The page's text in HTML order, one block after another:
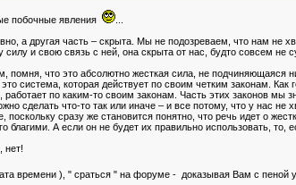
побочные явления
...
а другая часть – скрыта. Мы не подозреваем, что нам не
и свою связь с ней, она скрыта от нас, будто совсем не
помня, что это абсолютно жесткая сила, не
система, которая действует по своим четким законам. Как
по каким-то своим законам. Часть этих законов мы
сделать что-то так или иначе – и все потому, что у нас не
сразу же становится понятно, что речь идет о
благими. А если он не будет их правильно использовать,
нет!
времени ), " сраться " на форуме - доказывая Вам с пеной у